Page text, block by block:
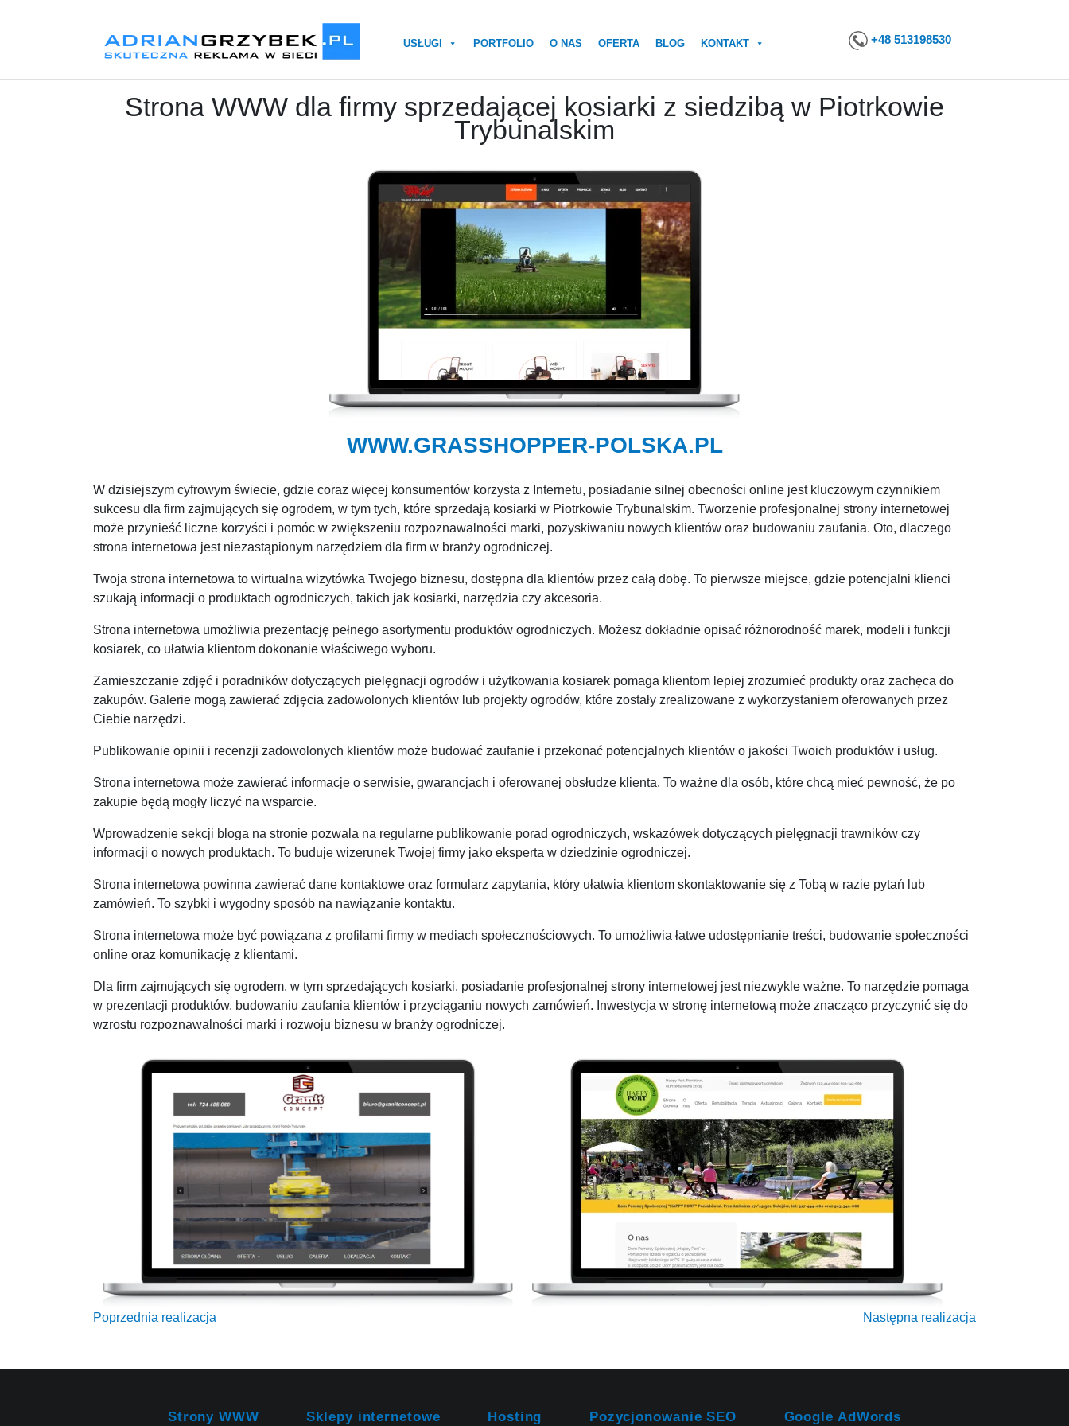
USŁUGI PORTFOLIO O NAS OFERTA BLOG KONTAKT +48 513198530
Strona WWW dla firmy sprzedającej kosiarki z siedzibą w Piotrkowie
Trybunalskim
WWW.GRASSHOPPER-POLSKA.PL
W dzisiejszym cyfrowym świecie, gdzie coraz więcej konsumentów korzysta z Internetu, posiadanie silnej obecności online jest kluczowym czynnikiem
sukcesu dla firm zajmujących się ogrodem, w tym tych, które sprzedają kosiarki w Piotrkowie Trybunalskim. Tworzenie profesjonalnej strony internetowej
może przynieść liczne korzyści i pomóc w zwiększeniu rozpoznawalności marki, pozyskiwaniu nowych klientów oraz budowaniu zaufania. Oto, dlaczego
strona internetowa jest niezastąpionym narzędziem dla firm w branży ogrodniczej.
Twoja strona internetowa to wirtualna wizytówka Twojego biznesu, dostępna dla klientów przez całą dobę. To pierwsze miejsce, gdzie potencjalni klienci
szukają informacji o produktach ogrodniczych, takich jak kosiarki, narzędzia czy akcesoria.
Strona internetowa umożliwia prezentację pełnego asortymentu produktów ogrodniczych. Możesz dokładnie opisać różnorodność marek, modeli i funkcji
kosiarek, co ułatwia klientom dokonanie właściwego wyboru.
Zamieszczanie zdjęć i poradników dotyczących pielęgnacji ogrodów i użytkowania kosiarek pomaga klientom lepiej zrozumieć produkty oraz zachęca do
zakupów. Galerie mogą zawierać zdjęcia zadowolonych klientów lub projekty ogrodów, które zostały zrealizowane z wykorzystaniem oferowanych przez
Ciebie narzędzi.
Publikowanie opinii i recenzji zadowolonych klientów może budować zaufanie i przekonać potencjalnych klientów o jakości Twoich produktów i usług.
Strona internetowa może zawierać informacje o serwisie, gwarancjach i oferowanej obsłudze klienta. To ważne dla osób, które chcą mieć pewność, że po
zakupie będą mogły liczyć na wsparcie.
Wprowadzenie sekcji bloga na stronie pozwala na regularne publikowanie porad ogrodniczych, wskazówek dotyczących pielęgnacji trawników czy
informacji o nowych produktach. To buduje wizerunek Twojej firmy jako eksperta w dziedzinie ogrodniczej.
Strona internetowa powinna zawierać dane kontaktowe oraz formularz zapytania, który ułatwia klientom skontaktowanie się z Tobą w razie pytań lub
zamówień. To szybki i wygodny sposób na nawiązanie kontaktu.
Strona internetowa może być powiązana z profilami firmy w mediach społecznościowych. To umożliwia łatwe udostępnianie treści, budowanie społeczności
online oraz komunikację z klientami.
Dla firm zajmujących się ogrodem, w tym sprzedających kosiarki, posiadanie profesjonalnej strony internetowej jest niezwykle ważne. To narzędzie pomaga
w prezentacji produktów, budowaniu zaufania klientów i przyciąganiu nowych zamówień. Inwestycja w stronę internetową może znacząco przyczynić się do
wzrostu rozpoznawalności marki i rozwoju biznesu w branży ogrodniczej.
Poprzednia realizacja Następna realizacja
Strony WWW Sklepy internetowe Hosting Pozycjonowanie SEO Google AdWords